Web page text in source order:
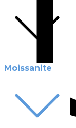
Moissanite